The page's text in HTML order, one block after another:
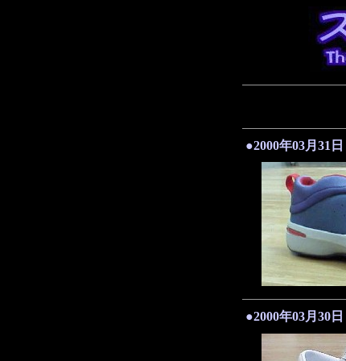
●2000年03月31日
●2000年03月30日